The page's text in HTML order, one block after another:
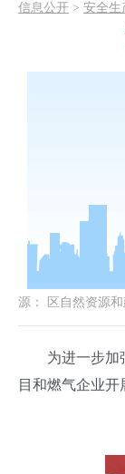
信息公开 > 安全生
源： 区自然资源
为进一步加强
目和燃气企业开